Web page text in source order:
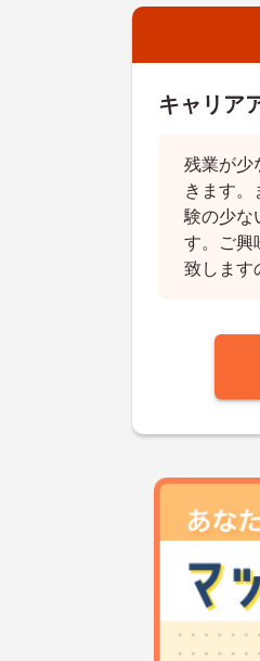
キャリア
残業が少
きます。
験の少な
す。ご興
致します